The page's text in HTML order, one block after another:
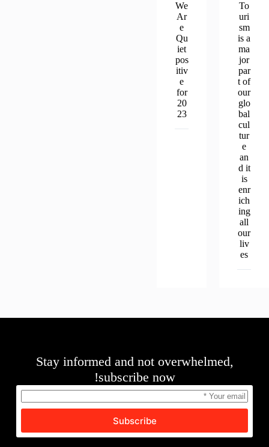
To
uri
sm
is a
ma
jor
par
t of
our
glo
bal
cul
tur
e
an
d it
is
enr
ich
ing
all
our
liv
es
We
Ar
e
Qu
iet
pos
itiv
e
for
20
23
Stay informed and not overwhelmed,
subscribe now!
Subscribe